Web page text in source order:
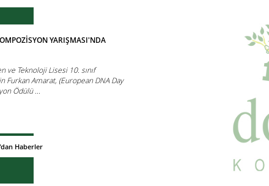
Haberler
YARIŞMASI'NDA
ve Teknoloji Lisesi 10. sınıf
Furkan Amarat, (European DNA Day
Ödülü ...